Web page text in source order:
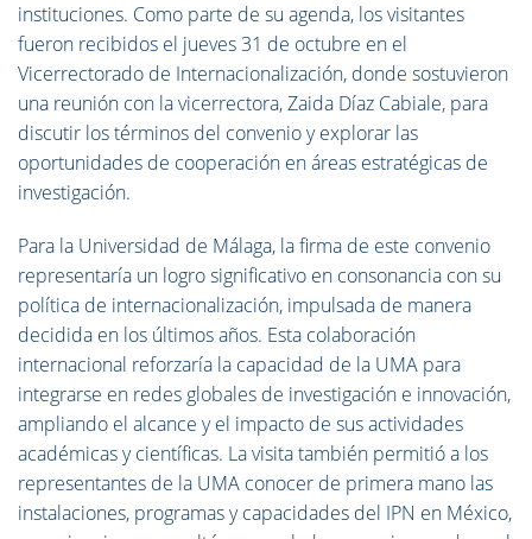
instituciones. Como parte de su agenda, los visitantes
fueron recibidos el jueves 31 de octubre en el
Vicerrectorado de Internacionalización, donde sostuvieron
una reunión con la vicerrectora, Zaida Díaz Cabiale, para
discutir los términos del convenio y explorar las
oportunidades de cooperación en áreas estratégicas de
investigación.
Para la Universidad de Málaga, la firma de este convenio
representaría un logro significativo en consonancia con su
política de internacionalización, impulsada de manera
decidida en los últimos años. Esta colaboración
internacional reforzaría la capacidad de la UMA para
integrarse en redes globales de investigación e innovación,
ampliando el alcance y el impacto de sus actividades
académicas y científicas. La visita también permitió a los
representantes de la UMA conocer de primera mano las
instalaciones, programas y capacidades del IPN en México,